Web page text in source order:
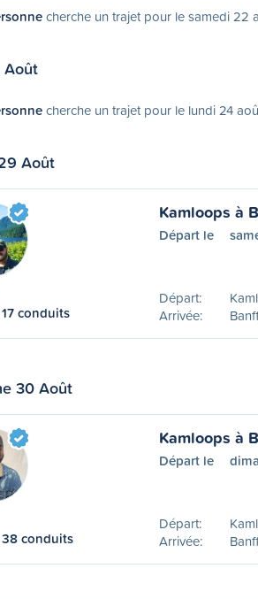
cherche un trajet pour le samedi 22
Août
cherche un trajet pour le lundi 24
Août
17 conduits
Kamloops à
Départ le
Départ:
Arrivée:
30 Août
38 conduits
Kamloops à
Départ le
Départ:
Arrivée: